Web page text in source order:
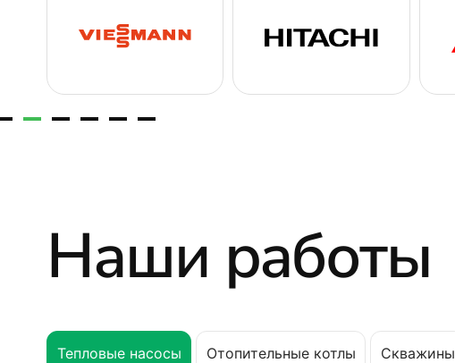
Наши работы
Тепловые насосы Отопительные котлы Скважины